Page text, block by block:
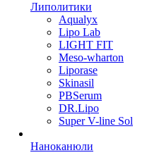
Липолитики
Aqualyx
Lipo Lab
LIGHT FIT
Meso-wharton
Liporase
Skinasil
PBSerum
DR.Lipo
Super V-line Sol
Наноканюли